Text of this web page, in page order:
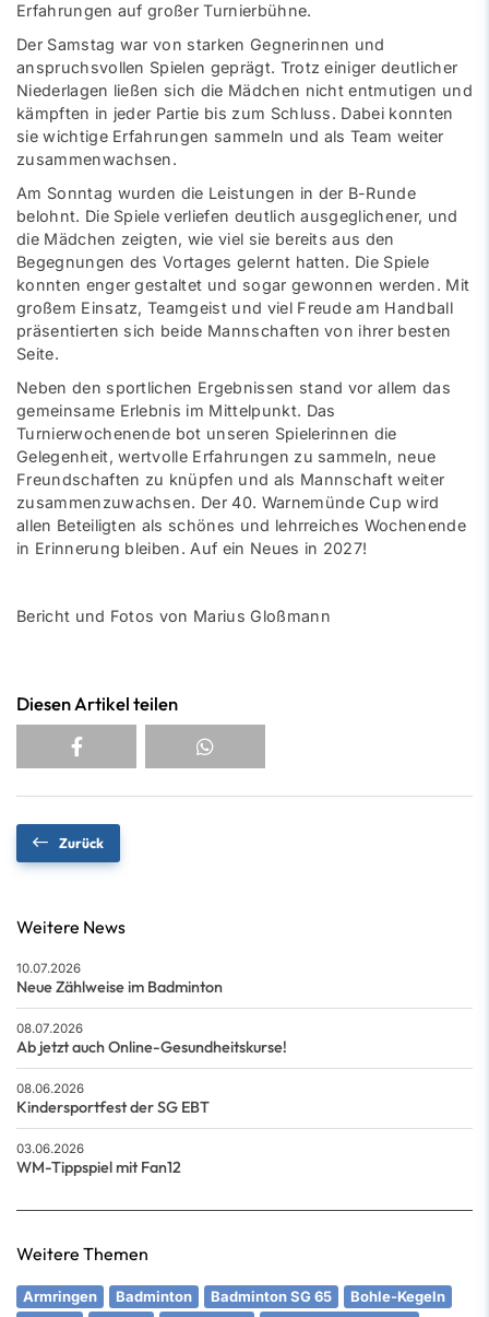
Erfahrungen auf großer Turnierbühne.
Der Samstag war von starken Gegnerinnen und
anspruchsvollen Spielen geprägt. Trotz einiger deutlicher
Niederlagen ließen sich die Mädchen nicht entmutigen und
kämpften in jeder Partie bis zum Schluss. Dabei konnten
sie wichtige Erfahrungen sammeln und als Team weiter
zusammenwachsen.
Am Sonntag wurden die Leistungen in der B-Runde
belohnt. Die Spiele verliefen deutlich ausgeglichener, und
die Mädchen zeigten, wie viel sie bereits aus den
Begegnungen des Vortages gelernt hatten. Die Spiele
konnten enger gestaltet und sogar gewonnen werden. Mit
großem Einsatz, Teamgeist und viel Freude am Handball
präsentierten sich beide Mannschaften von ihrer besten
Seite.
Neben den sportlichen Ergebnissen stand vor allem das
gemeinsame Erlebnis im Mittelpunkt. Das
Turnierwochenende bot unseren Spielerinnen die
Gelegenheit, wertvolle Erfahrungen zu sammeln, neue
Freundschaften zu knüpfen und als Mannschaft weiter
zusammenzuwachsen. Der 40. Warnemünde Cup wird
allen Beteiligten als schönes und lehrreiches Wochenende
in Erinnerung bleiben. Auf ein Neues in 2027!
Bericht und Fotos von Marius Gloßmann
Diesen Artikel teilen
Zurück
Weitere News
10.07.2026
Neue Zählweise im Badminton
08.07.2026
Ab jetzt auch Online-Gesundheitskurse!
08.06.2026
Kindersportfest der SG EBT
03.06.2026
WM-Tippspiel mit Fan12
Weitere Themen
Armringen Badminton Badminton SG 65
Bohle-Kegeln